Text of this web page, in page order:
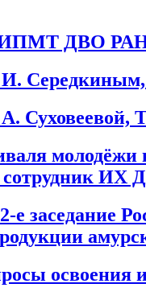
ИПМТ ДВО
сотрудник ИХ
е заседание
освоения